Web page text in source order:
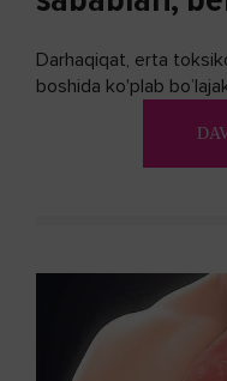
Darhaqiqat, erta
boshida ko'plab
biron bir usuli bormi?